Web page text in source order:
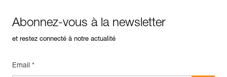
Abonnez-vous à la newsletter
et restez connecté à notre actualité
Email *